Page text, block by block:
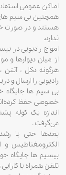
اماکن عمومی
همچنین بی سیم
هستند و در صورت
ندارد.
هرگونه دکل ، آنتن
رادیویی را ارسال و
بی سیم ها جایگاه
خصوصی حفظ
اندازه‌ یک کوله
می‌گرفت .
بعدها حتی با
الکترومغناطیس و
بیسیم ها جایگاه
تلفن همراه با